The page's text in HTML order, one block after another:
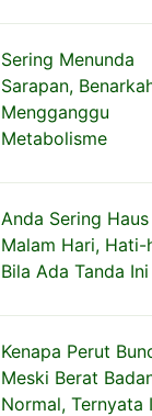
Sering Menunda
Sarapan,
Mengganggu
Metabolisme
Anda Sering
Malam Hari, Hati-
Bila Ada Tanda Ini
Kenapa Perut
Meski Berat
Normal, Ternyata